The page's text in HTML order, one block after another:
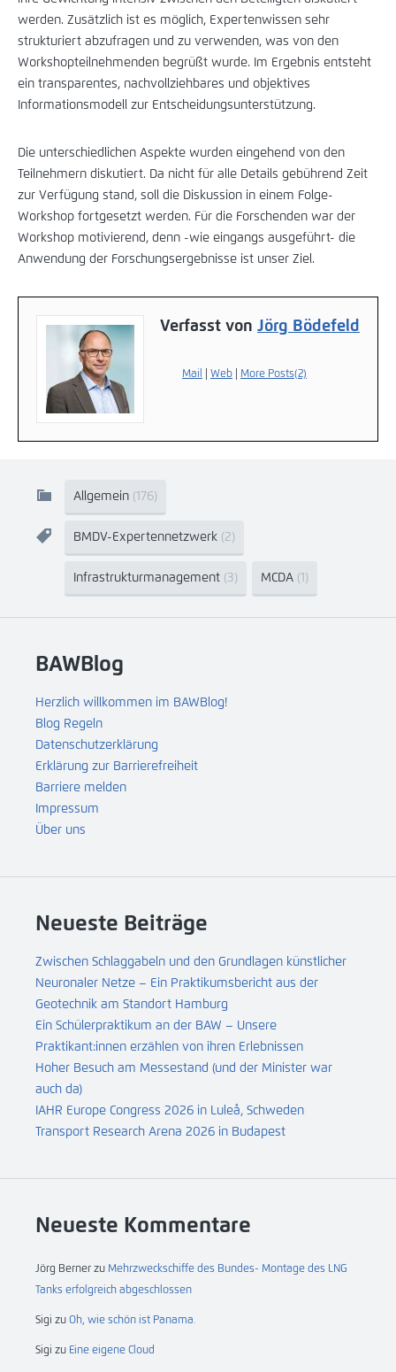
werden. Zusätzlich ist es möglich, Expertenwissen sehr
strukturiert abzufragen und zu verwenden, was von den
Workshopteilnehmenden begrüßt wurde. Im Ergebnis entsteht
ein transparentes, nachvollziehbares und objektives
Informationsmodell zur Entscheidungsunterstützung.
Die unterschiedlichen Aspekte wurden eingehend von den
Teilnehmern diskutiert. Da nicht für alle Details gebührend Zeit
zur Verfügung stand, soll die Diskussion in einem Folge-
Workshop fortgesetzt werden. Für die Forschenden war der
Workshop motivierend, denn -wie eingangs ausgeführt- die
Anwendung der Forschungsergebnisse ist unser Ziel.
Verfasst von Jörg Bödefeld
Mail Web More Posts(2)
Allgemein (176)
BMDV-Expertennetzwerk (2)
Infrastrukturmanagement (3) MCDA (1)
BAWBlog
Herzlich willkommen im BAWBlog!
Blog Regeln
Datenschutzerklärung
Erklärung zur Barrierefreiheit
Barriere melden
Impressum
Über uns
Neueste Beiträge
Zwischen Schlaggabeln und den Grundlagen künstlicher
Neuronaler Netze – Ein Praktikumsbericht aus der
Geotechnik am Standort Hamburg
Ein Schülerpraktikum an der BAW – Unsere
Praktikant:innen erzählen von ihren Erlebnissen
Hoher Besuch am Messestand (und der Minister war
auch da)
IAHR Europe Congress 2026 in Luleå, Schweden
Transport Research Arena 2026 in Budapest
Neueste Kommentare
Jörg Berner zu Mehrzweckschiffe des Bundes- Montage des LNG
Tanks erfolgreich abgeschlossen
Sigi zu Oh, wie schön ist Panama.
Sigi zu Eine eigene Cloud